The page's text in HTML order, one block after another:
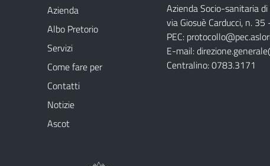
Azienda
Albo Pretorio
Servizi
Come fare per
Contatti
Notizie
Ascot
Azienda Socio-sanitaria
via Giosuè Carducci, n.
PEC:
E-mail:
Centralino: 0783.3171